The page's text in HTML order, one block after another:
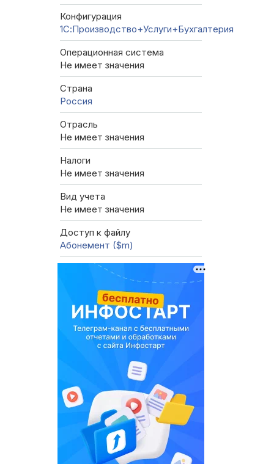
Конфигурация
1С:Производство+Услуги+Бухгалтерия
Операционная система
Не имеет значения
Страна
Россия
Отрасль
Не имеет значения
Налоги
Не имеет значения
Вид учета
Не имеет значения
Доступ к файлу
Абонемент ($m)